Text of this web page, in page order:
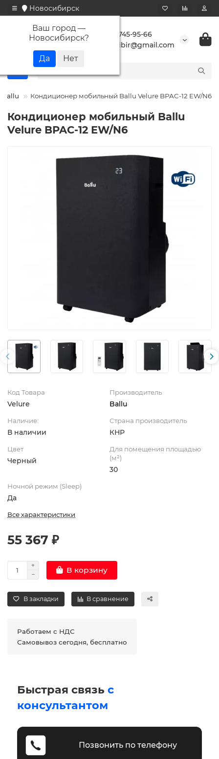
Новосибирск
Ваш город —
Новосибирск?
+7 923 745-95-66
buransibir@gmail.com
Ballu Кондиционер мобильный Ballu Velure BPAC-12 EW/N6
Кондиционер мобильный Ballu
Velure BPAC-12 EW/N6
Код Товара
Velure
Производитель
Ballu
Наличие:
В наличии
Страна производитель
КНР
Цвет
Черный
Для помещения площадью
(м²)
30
Ночной режим (Sleep)
Да
Все характеристики
55 367 ₽
В корзину
В закладки В сравнение
Работаем с НДС
Самовывоз сегодня, бесплатно
Быстрая связь с
консультантом
Позвонить по телефону